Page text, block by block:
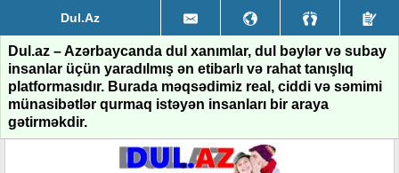
Dul.Az
Dul.az – Azərbaycanda dul xanımlar, dul bəylər və subay
insanlar üçün yaradılmış ən etibarlı və rahat tanışlıq
platformasıdır. Burada məqsədimiz real, ciddi və səmimi
münasibətlər qurmaq istəyən insanları bir araya
gətirməkdir.